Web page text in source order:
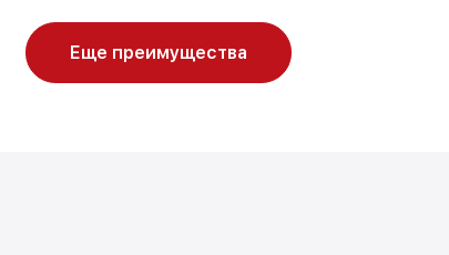
Еще преимущества